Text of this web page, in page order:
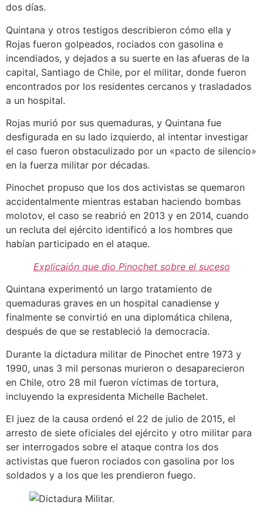
dos días.
Quintana y otros testigos describieron cómo ella y
Rojas fueron golpeados, rociados con gasolina e
incendiados, y dejados a su suerte en las afueras de la
capital, Santiago de Chile, por el militar, donde fueron
encontrados por los residentes cercanos y trasladados
a un hospital.
Rojas murió por sus quemaduras, y Quintana fue
desfigurada en su lado izquierdo, al intentar investigar
el caso fueron obstaculizado por un «pacto de silencio»
en la fuerza militar por décadas.
Pinochet propuso que los dos activistas se quemaron
accidentalmente mientras estaban haciendo bombas
molotov, el caso se reabrió en 2013 y en 2014, cuando
un recluta del ejército identificó a los hombres que
habían participado en el ataque.
Explicaión que dio Pinochet sobre el suceso
Quintana experimentó un largo tratamiento de
quemaduras graves en un hospital canadiense y
finalmente se convirtió en una diplomática chilena,
después de que se restableció la democracia.
Durante la dictadura militar de Pinochet entre 1973 y
1990, unas 3 mil personas murieron o desaparecieron
en Chile, otro 28 mil fueron víctimas de tortura,
incluyendo la expresidenta Michelle Bachelet.
El juez de la causa ordenó el 22 de julio de 2015, el
arresto de siete oficiales del ejército y otro militar para
ser interrogados sobre el ataque contra los dos
activistas que fueron rociados con gasolina por los
soldados y a los que les prendieron fuego.